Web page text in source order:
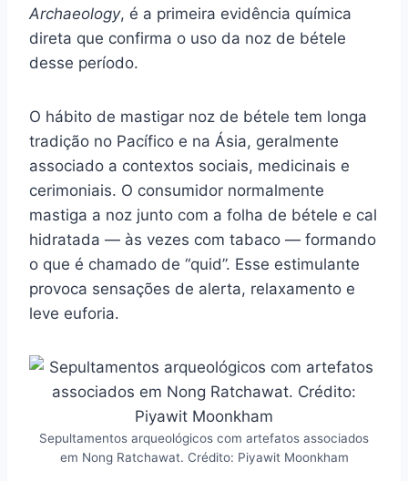
Archaeology, é a primeira evidência química
direta que confirma o uso da noz de bétele
desse período.
O hábito de mastigar noz de bétele tem longa
tradição no Pacífico e na Ásia, geralmente
associado a contextos sociais, medicinais e
cerimoniais. O consumidor normalmente
mastiga a noz junto com a folha de bétele e cal
hidratada — às vezes com tabaco — formando
o que é chamado de “quid”. Esse estimulante
provoca sensações de alerta, relaxamento e
leve euforia.
Sepultamentos arqueológicos com artefatos associados
em Nong Ratchawat. Crédito: Piyawit Moonkham